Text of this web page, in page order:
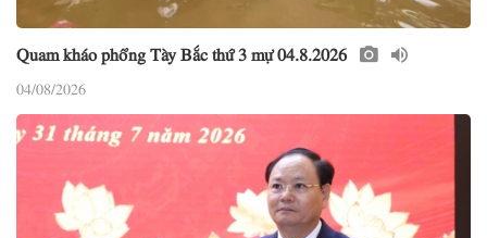
Quam kháo phổng Tày Bắc thứ 3 mự 04.8.2026
04/08/2026